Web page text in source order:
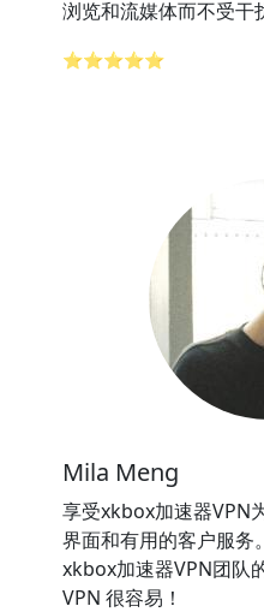
浏览和流媒体而不受干
⭐⭐⭐⭐⭐
Mila Meng
享受xkbox加速器VPN
界面和有用的客户服务
xkbox加速器VPN团队
VPN 很容易！